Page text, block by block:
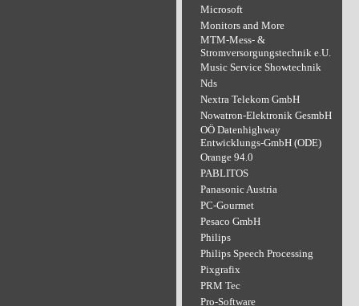
Microsoft
Monitors and More
MTM-Mess- &
Stromversorgungstechnik e.U.
Music Service Showtechnik
Nds
Nextra Telekom GmbH
Nowatron-Elektronik GesmbH
OÖ Datenhighway
Entwicklungs-GmbH (ODE)
Orange 94.0
PABLITOS
Panasonic Austria
PC-Gourmet
Pesaco GmbH
Philips
Philips Speech Processing
Pixgrafix
PRM Tec
Pro-Software